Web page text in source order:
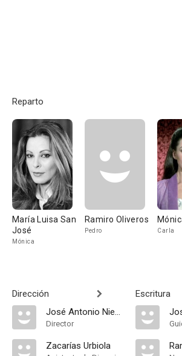
Reparto
María Luisa San
José
Mónica
Ramiro Oliveros
Pedro Carla
Dirección
José Antonio Nieves Conde
Director
Zacarías Urbiola
Escritura